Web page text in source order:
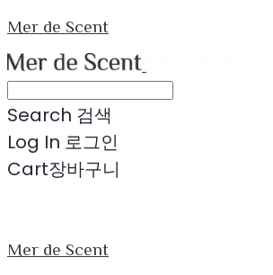
Mer de Scent
Search 검색
Log In 로그인
Cart장바구니
Mer de Scent